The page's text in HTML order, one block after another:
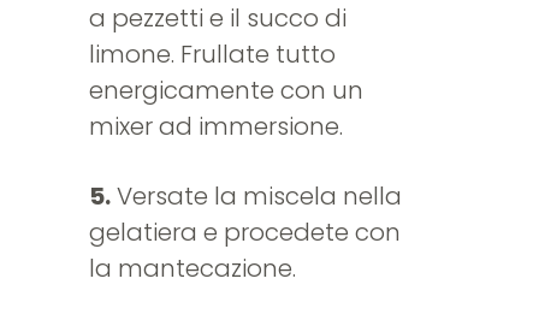
a pezzetti e il succo di
limone. Frullate tutto
energicamente con un
mixer ad immersione.
5.Versate la miscela nella
gelatiera e procedete con
la mantecazione.